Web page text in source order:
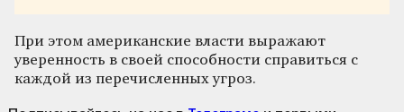
При этом американские власти выражают
уверенность в своей способности справиться с
каждой из перечисленных угроз.